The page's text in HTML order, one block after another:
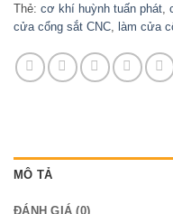
Thẻ: cơ khí huỳnh tuấn phát,
cửa cổng sắt CNC, làm cửa
MÔ TẢ
ĐÁNH GIÁ (0)